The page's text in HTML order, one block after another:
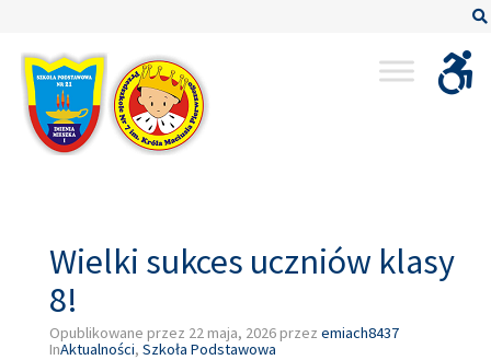
sukces
uczniów
klasy
Wielki sukces uczniów klasy
8!
Opublikowane przez 22 maja, 2026 przez emiach8437
InAktualności, Szkoła Podstawowa